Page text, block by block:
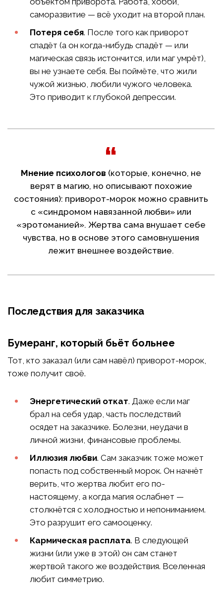
саморазвитие — всё уходит на второй план.
Потеря себя. После того как приворот
спадёт (а он когда-нибудь спадёт — или
магическая связь истончится, или маг умрёт),
вы не узнаете себя. Вы поймёте, что жили
чужой жизнью, любили чужого человека.
Это приводит к глубокой депрессии.
Мнение психологов (которые, конечно, не
верят в магию, но описывают похожие
состояния): приворот-морок можно сравнить
с «синдромом навязанной любви» или
«эротоманией». Жертва сама внушает себе
чувства, но в основе этого самовнушения
лежит внешнее воздействие.
Последствия для заказчика
Бумеранг, который бьёт больнее
Тот, кто заказал (или сам навёл) приворот-морок,
тоже получит своё.
Энергетический откат. Даже если маг
брал на себя удар, часть последствий
осядет на заказчике. Болезни, неудачи в
личной жизни, финансовые проблемы.
Иллюзия любви. Сам заказчик тоже может
попасть под собственный морок. Он начнёт
верить, что жертва любит его по-
настоящему, а когда магия ослабнет —
столкнётся с холодностью и непониманием.
Это разрушит его самооценку.
Кармическая расплата. В следующей
жизни (или уже в этой) он сам станет
жертвой такого же воздействия. Вселенная
любит симметрию.